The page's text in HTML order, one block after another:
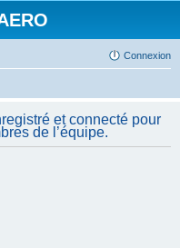
Connexion
et connecté pour
de l’équipe.